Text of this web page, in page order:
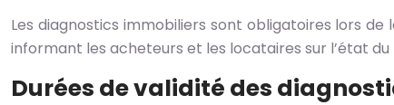
Les diagnostics immobiliers sont obligatoires lors
informant les acheteurs et les locataires sur l’état
Durées de validité des